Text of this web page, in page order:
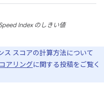
Index のしきい値
ス スコアの計算方法について
アリングに関する投稿をご覧く